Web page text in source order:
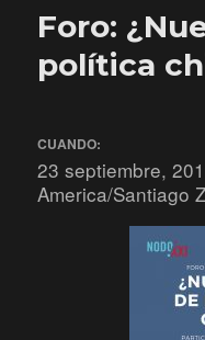
Foro:
política
CUANDO:
23 septiembre,
America/Santiago